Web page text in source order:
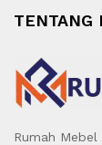
TENTANG
Rumah